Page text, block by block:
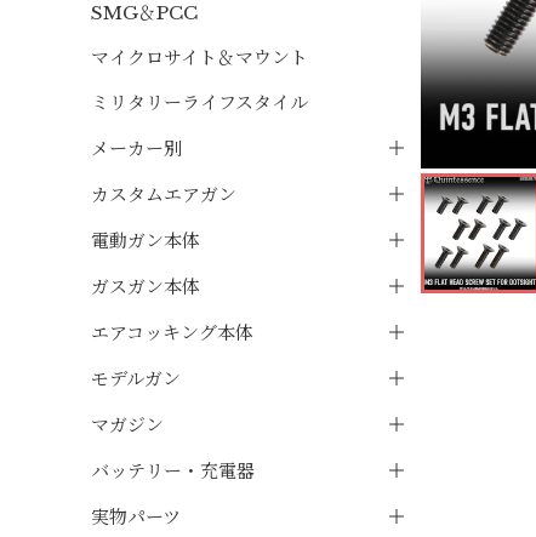
SMG＆PCC
マイクロサイト＆マウント
ミリタリーライフスタイル
メーカー別
カスタムエアガン
電動ガン本体
ガスガン本体
エアコッキング本体
モデルガン
マガジン
バッテリー・充電器
実物パーツ